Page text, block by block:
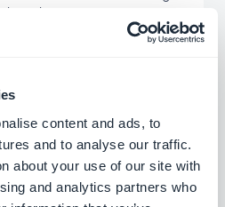
content and ads, to
and to analyse our traffic.
about your use of our site with
and analytics partners who
création de contenu avec
alimenté par OpenAI